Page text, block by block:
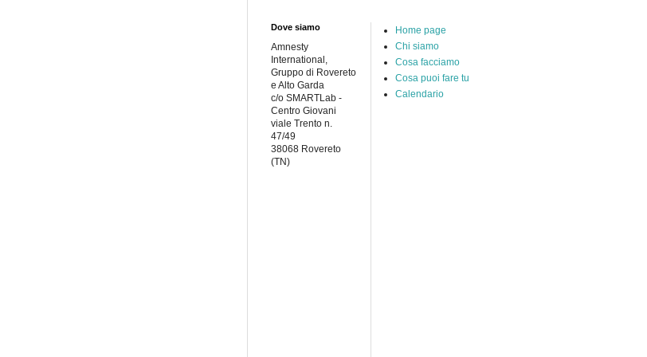
Dove siamo
Amnesty
International,
Gruppo di Rovereto
e Alto Garda
c/o SMARTLab -
Centro Giovani
viale Trento n.
47/49
38068 Rovereto
(TN)
Home page
Chi siamo
Cosa facciamo
Cosa puoi fare tu
Calendario